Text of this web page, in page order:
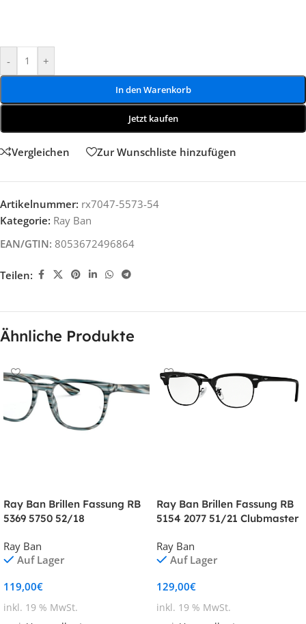
- +
In den Warenkorb
Jetzt kaufen
Vergleichen Zur Wunschliste hinzufügen
Artikelnummer: rx7047-5573-54
Kategorie: Ray Ban
EAN/GTIN: 8053672496864
Teilen:
Ähnliche Produkte
Ray Ban Brillen Fassung RB
5369 5750 52/18
Ray Ban
Auf Lager
119,00€
inkl. 19 % MwSt.
Ray Ban Brillen Fassung RB
5154 2077 51/21 Clubmaster
Ray Ban
Auf Lager
129,00€
inkl. 19 % MwSt.